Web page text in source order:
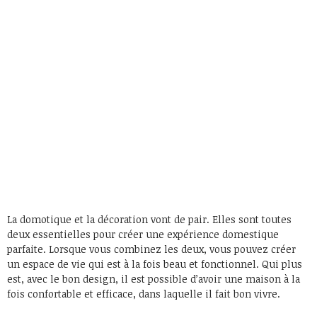
La domotique et la décoration vont de pair. Elles sont toutes
deux essentielles pour créer une expérience domestique
parfaite. Lorsque vous combinez les deux, vous pouvez créer
un espace de vie qui est à la fois beau et fonctionnel. Qui plus
est, avec le bon design, il est possible d’avoir une maison à la
fois confortable et efficace, dans laquelle il fait bon vivre.